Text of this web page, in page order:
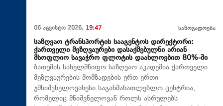
06 აგვისტო 2026, 19:47 საზოგადოება
საზღვაო ტრანსპორტის სააგენტოს დირექტორი:
ქართველი მეზღვაურები დასაქმებულნი არიან
მსოფლიო სავაჭრო ფლოტის დაახლოებით 80%-ში
ბათუმის სახელმწიფო საზღვაო აკადემია ქართველი
მეზღვაურების მომზადების ერთ-ერთი
უმნიშვნელოვანესი საგანმანათლებლო ცენტრია,
რომელიც მნიშვნელოვან როლს ასრულებს